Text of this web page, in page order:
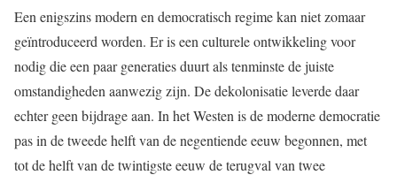
Een enigszins modern en democratisch regime kan niet zomaar
geïntroduceerd worden. Er is een culturele ontwikkeling voor
nodig die een paar generaties duurt als tenminste de juiste
omstandigheden aanwezig zijn. De dekolonisatie leverde daar
echter geen bijdrage aan. In het Westen is de moderne democratie
pas in de tweede helft van de negentiende eeuw begonnen, met
tot de helft van de twintigste eeuw de terugval van twee